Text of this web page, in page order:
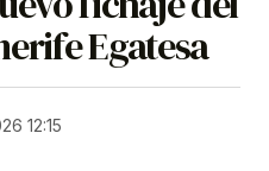
Egatesa
12:15